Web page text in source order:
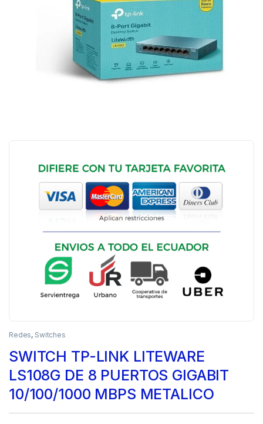
Redes, Switches
SWITCH TP-LINK LITEWARE
LS108G DE 8 PUERTOS GIGABIT
10/100/1000 MBPS METALICO